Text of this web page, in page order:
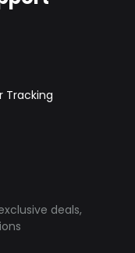
Tracking
deals,